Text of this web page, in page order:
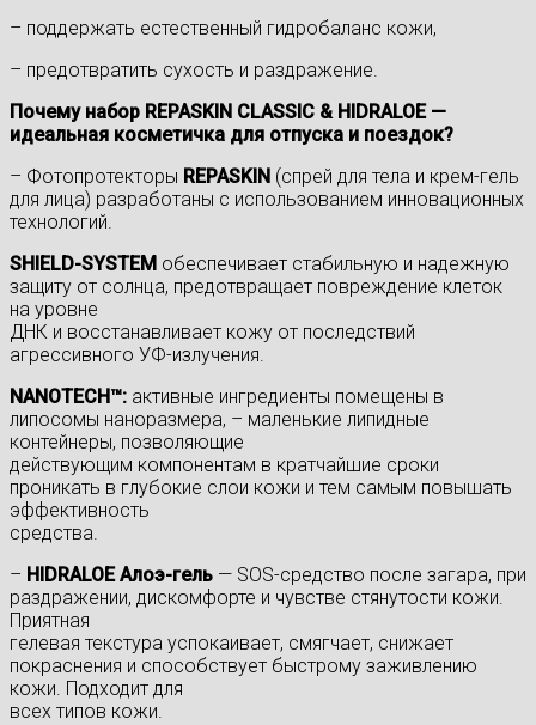
– поддержать естественный гидробаланс кожи,
– предотвратить сухость и раздражение.
Почему набор REPASKIN CLASSIC & HIDRALOE —
идеальная косметичка для отпуска и поездок?
– Фотопротекторы REPASKIN (спрей для тела и крем-гель
для лица) разработаны с использованием инновационных
технологий.
SHIELD-SYSTEM обеспечивает стабильную и надежную
защиту от солнца, предотвращает повреждение клеток
на уровне
ДНК и восстанавливает кожу от последствий
агрессивного УФ-излучения.
NANOTECH™: активные ингредиенты помещены в
липосомы наноразмера, – маленькие липидные
контейнеры, позволяющие
действующим компонентам в кратчайшие сроки
проникать в глубокие слои кожи и тем самым повышать
эффективность
средства.
– HIDRALOE Алоэ-гель — SOS-средство после загара, при
раздражении, дискомфорте и чувстве стянутости кожи.
Приятная
гелевая текстура успокаивает, смягчает, снижает
покраснения и способствует быстрому заживлению
кожи. Подходит для
всех типов кожи.